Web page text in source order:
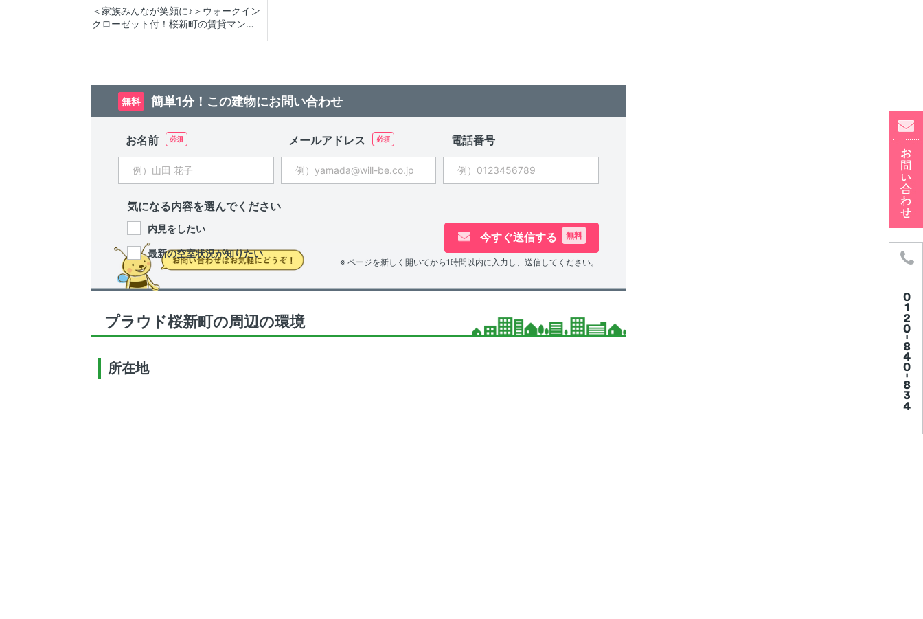
＜家族みんなが笑顔に♪＞ウォークイン
クローゼット付！桜新町の賃貸マンシ
無料 簡単1分！この建物にお問い合わせ
お名前 メールアドレス 電話番号
気になる内容を選んでください
内見をしたい
最新の空室状況が知りたい
今すぐ送信する 無料
※ ページを新しく開いてから1時間以内に入力し、送信してください。
プラウド桜新町の周辺の環境
所在地